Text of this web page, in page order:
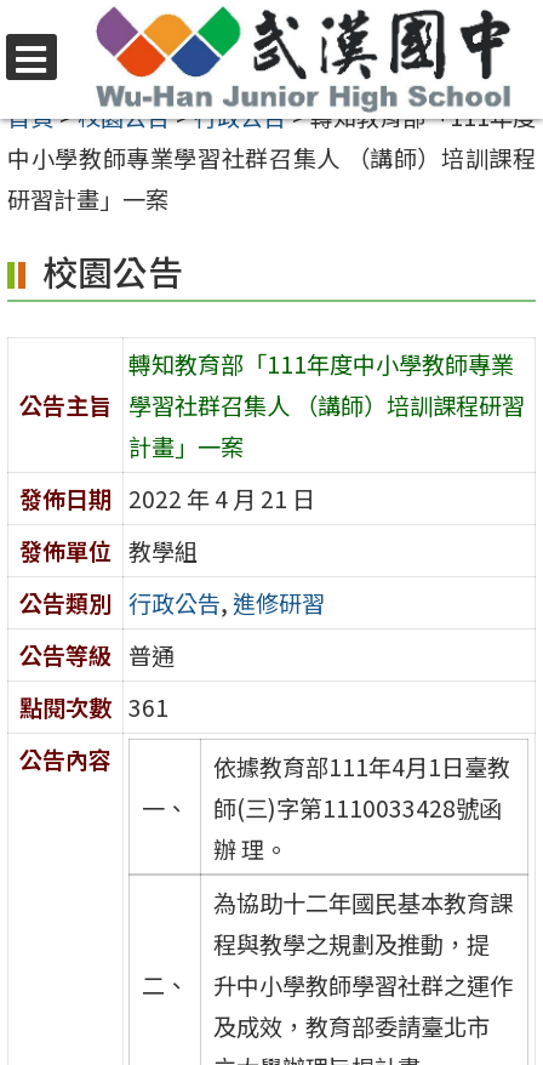
至
要
內
區
選
單
首頁>校園公告>行政公告>轉知教育部「111年度
中小學教師專業學習社群召集人 （講師）培訓課程
研習計畫」一案
校園公告
公告主旨
轉知教育部「111年度中小學教師專業
學習社群召集人 （講師）培訓課程研習
計畫」一案
發佈日期 2022 年 4 月 21 日
發佈單位 教學組
公告類別 行政公告,進修研習
公告等級 普通
點閱次數 361
公告內容
一、
依據教育部111年4月1日臺教
師(三)字第1110033428號函
辦 理。
二、
為協助十二年國民基本教育課
程與教學之規劃及推動，提
升中小學教師學習社群之運作
及成效，教育部委請臺北市